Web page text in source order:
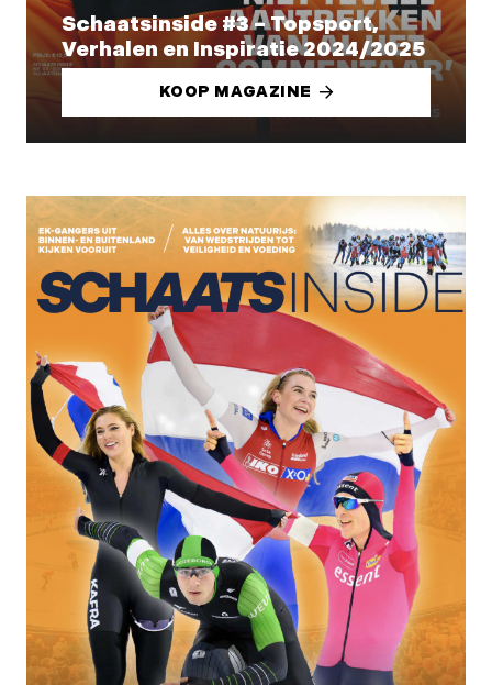
Schaatsinside #3 – Topsport,
Verhalen en Inspiratie 2024/2025
KOOP MAGAZINE